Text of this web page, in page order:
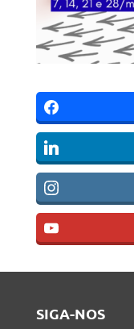
SIGA-NOS